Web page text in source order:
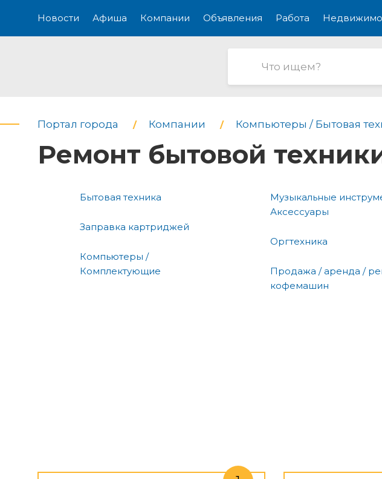
Новости Афиша Компании Объявления Работа
Портал города Компании Компьютеры / Бытовая
Ремонт бытовой
Бытовая техника
Заправка картриджей
Компьютеры /
Комплектующие
Музыкальные
Аксессуары
Оргтехника
Продажа / аренда /
кофемашин